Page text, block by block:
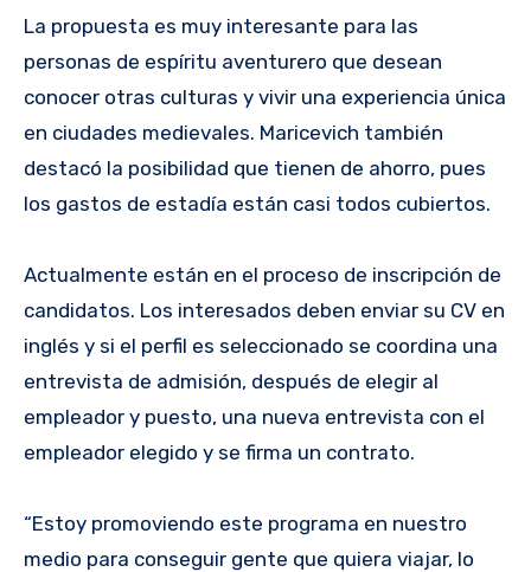
La propuesta es muy interesante para las
personas de espíritu aventurero que desean
conocer otras culturas y vivir una experiencia única
en ciudades medievales. Maricevich también
destacó la posibilidad que tienen de ahorro, pues
los gastos de estadía están casi todos cubiertos.
Actualmente están en el proceso de inscripción de
candidatos. Los interesados deben enviar su CV en
inglés y si el perfil es seleccionado se coordina una
entrevista de admisión, después de elegir al
empleador y puesto, una nueva entrevista con el
empleador elegido y se firma un contrato.
“Estoy promoviendo este programa en nuestro
medio para conseguir gente que quiera viajar, lo